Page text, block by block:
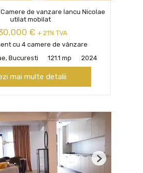
de vanzare Iancu Nicolae
utilat mobilat
€ + 21% TVA
cu 4 camere de vânzare
Bucuresti
121.1 mp 2024
mai multe detalii
Next